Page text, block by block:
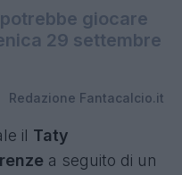
giocare
29 settembre
Redazione Fantacalcio.it
il Taty
a seguito di un